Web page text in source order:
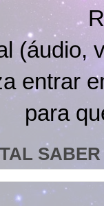
(áudio,
entrar
para